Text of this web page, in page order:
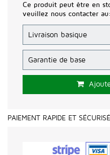
Ce produit peut être en
veuillez nous contacter au:
PAIEMENT RAPIDE ET SÉCURISÉ